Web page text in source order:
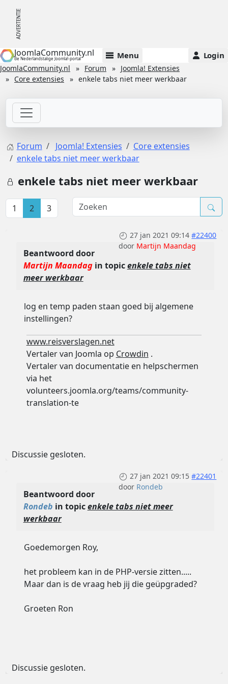
JoomlaCommunity.nl
de Nederlandstalige Joomla!-portal Menu Login
JoomlaCommunity.nl Forum
Joomla! Extensies
Core extensies
enkele tabs niet meer werkbaar
Forum Joomla! Extensies
Core extensies
enkele tabs niet meer werkbaar
enkele tabs niet meer werkbaar
1 2 3
27 jan 2021 09:14 #22400
door Martijn Maandag
Beantwoord door
Martijn Maandagin topicenkele tabs niet
meer werkbaar
log en temp paden staan goed bij algemene
instellingen?
www.reisverslagen.net
Vertaler van Joomla op Crowdin .
Vertaler van documentatie en helpschermen
via het
volunteers.joomla.org/teams/community-
translation-te
Discussie gesloten.
27 jan 2021 09:15 #22401
door Rondeb
Beantwoord door
Rondeb in topicenkele tabs niet meer
werkbaar
Goedemorgen Roy,
het probleem kan in de PHP-versie zitten.....
Maar dan is de vraag heb jij die geüpgraded?
Groeten Ron
Discussie gesloten.